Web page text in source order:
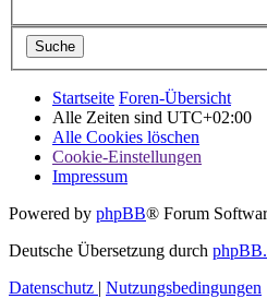
Startseite Foren-Übersicht
Alle Zeiten sind UTC+02:00
Alle Cookies löschen
Cookie-Einstellungen
Impressum
Powered by phpBB® Forum
Deutsche Übersetzung durch
Datenschutz | Nutzungsbedingungen